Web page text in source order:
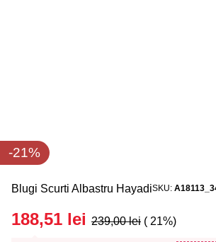
-21%
Blugi Scurti Albastru HayadiSKU
188,51 lei 239,00lei ( 21%)